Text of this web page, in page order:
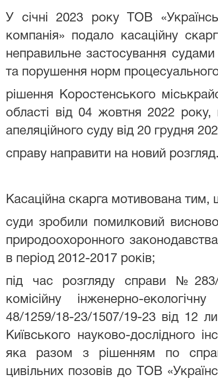
У січні 2023 року ТОВ
компанія» подало касаційну
неправильне застосування
та порушення норм
рішення Коростенського
області від 04 жовтня 2022
апеляційного суду від 20 грудня
справу направити на новий
Касаційна скарга мотивована тим,
суди зробили помилковий
природоохоронного
в період 2012-2017 років;
під час розгляду справи
комісійну інженерно-
48/1259/18-23/1507/19-23 від 12
Київського науково-дослідного
яка разом з рішенням по
цивільних позовів до ТОВ